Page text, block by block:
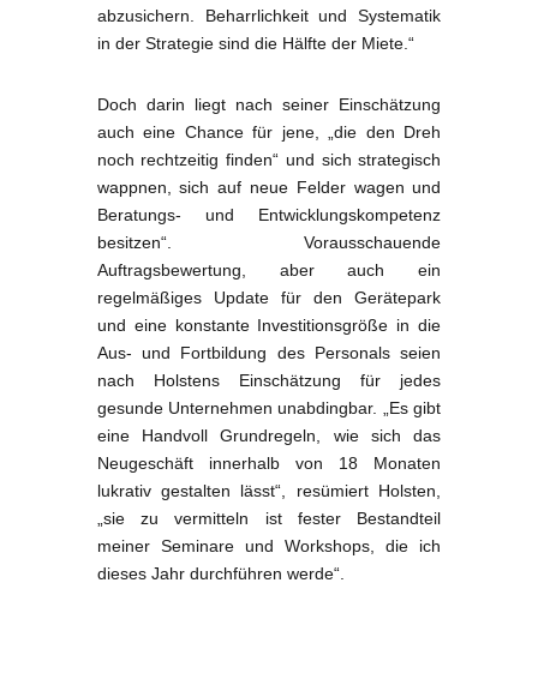
abzusichern. Beharrlichkeit und Systematik
in der Strategie sind die Hälfte der Miete.“
Doch darin liegt nach seiner Einschätzung
auch eine Chance für jene, „die den Dreh
noch rechtzeitig finden“ und sich strategisch
wappnen, sich auf neue Felder wagen und
Beratungs- und Entwicklungskompetenz
besitzen“. Vorausschauende
Auftragsbewertung, aber auch ein
regelmäßiges Update für den Gerätepark
und eine konstante Investitionsgröße in die
Aus- und Fortbildung des Personals seien
nach Holstens Einschätzung für jedes
gesunde Unternehmen unabdingbar. „Es gibt
eine Handvoll Grundregeln, wie sich das
Neugeschäft innerhalb von 18 Monaten
lukrativ gestalten lässt“, resümiert Holsten,
„sie zu vermitteln ist fester Bestandteil
meiner Seminare und Workshops, die ich
dieses Jahr durchführen werde“.